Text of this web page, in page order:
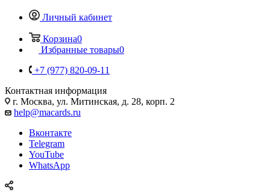
Личный кабинет
Корзина0
Избранные товары0
+7 (977) 820-09-11
Контактная информация
г. Москва, ул. Митинская, д. 28, корп. 2
help@macards.ru
Вконтакте
Telegram
YouTube
WhatsApp